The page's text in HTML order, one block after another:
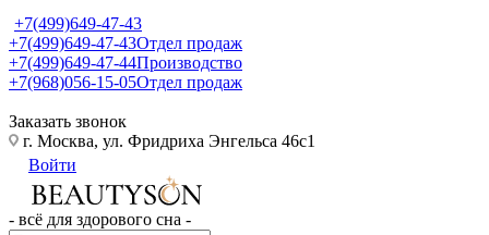
+7(499)649-47-43
+7(499)649-47-43Отдел продаж
+7(499)649-47-44Производство
+7(968)056-15-05Отдел продаж
Заказать звонок
г. Москва, ул. Фридриха Энгельса 46с1
Войти
- всё для здорового сна -